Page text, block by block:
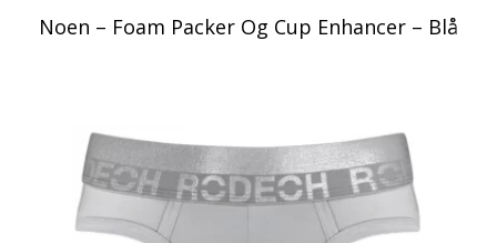
Noen – Foam Packer Og Cup Enhancer – Blå